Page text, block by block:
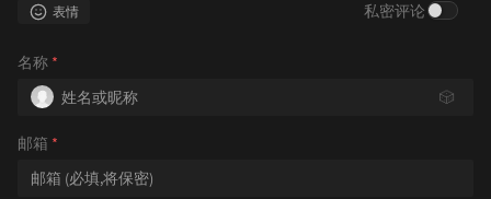
表情 私密评论
名称 *
🎲
邮箱 *